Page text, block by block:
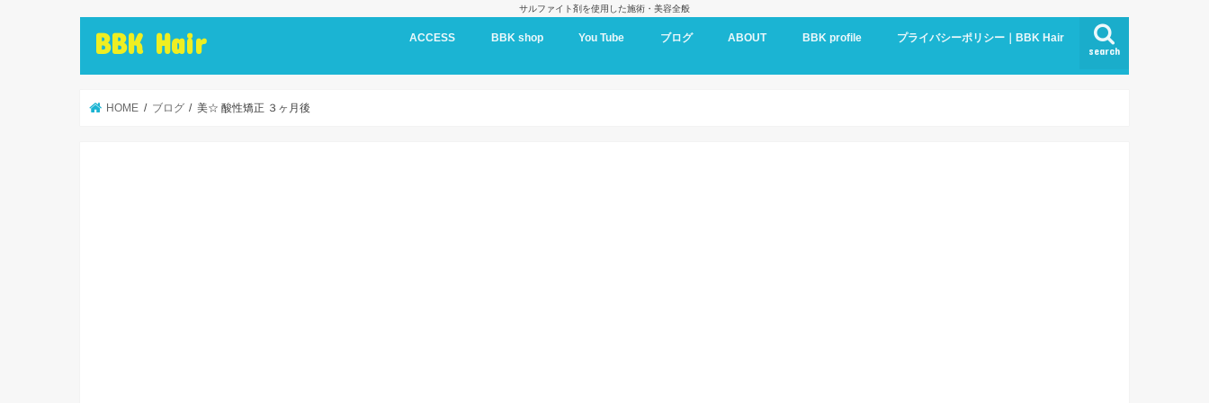
サルファイト剤を使用した施術・美容全般
BBK Hair search
ACCESS BBK shop
BBK oil
You Tube ブログ ABOUT BBK profile プライバシーポリシー｜BBK Hair
HOME ブログ 美☆ 酸性矯正 ３ヶ月後